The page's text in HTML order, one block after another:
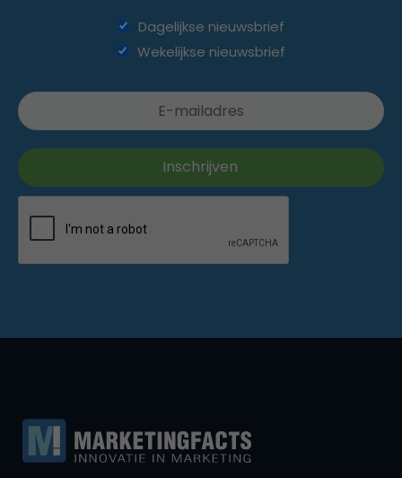
Dagelijkse nieuwsbrief
Wekelijkse nieuwsbrief